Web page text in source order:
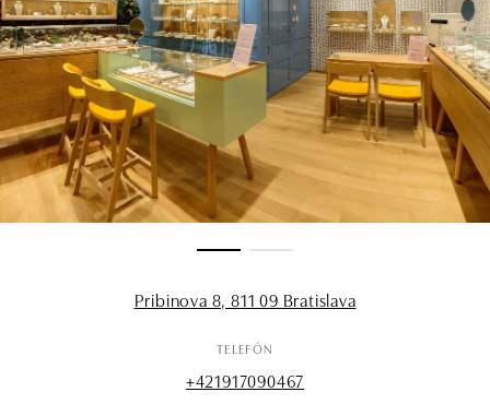
Pribinova 8, 811 09 Bratislava
TELEFÓN
+421917090467